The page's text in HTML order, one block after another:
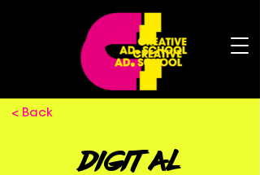
< Back
Digital